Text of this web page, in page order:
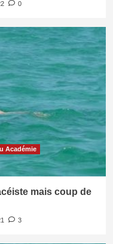
0
Académie
mais coup de
3